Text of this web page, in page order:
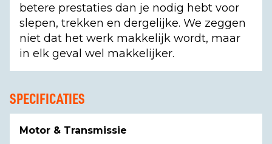
betere prestaties dan je nodig hebt voor
slepen, trekken en dergelijke. We zeggen
niet dat het werk makkelijk wordt, maar
in elk geval wel makkelijker.
SPECIFICATIES
Motor & Transmissie